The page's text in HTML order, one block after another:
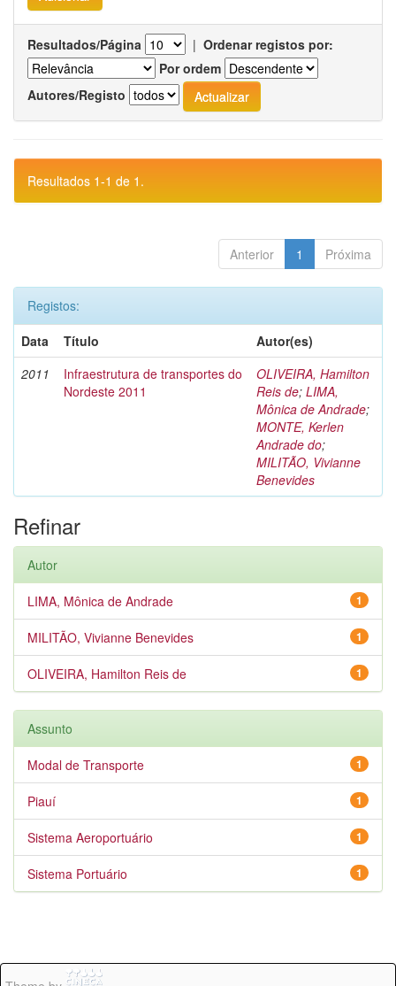
Resultados/Página | Ordenar registos por:
Por ordem
Autores/Registo
Resultados 1-1 de 1.
Anterior 1 Próxima
Registos:
Data
Título
Autor(es)
2011
Infraestrutura de transportes do
Nordeste 2011
OLIVEIRA, Hamilton
Reis de; LIMA,
Mônica de Andrade;
MONTE, Kerlen
Andrade do;
MILITÃO, Vivianne
Benevides
Refinar
Autor
1
LIMA, Mônica de Andrade
1
MILITÃO, Vivianne Benevides
1
OLIVEIRA, Hamilton Reis de
Assunto
1
Modal de Transporte
1
Piauí
1
Sistema Aeroportuário
1
Sistema Portuário